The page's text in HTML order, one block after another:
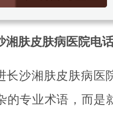
湘肤皮肤病医院电
长沙湘肤皮肤病医
的专业术语，而是